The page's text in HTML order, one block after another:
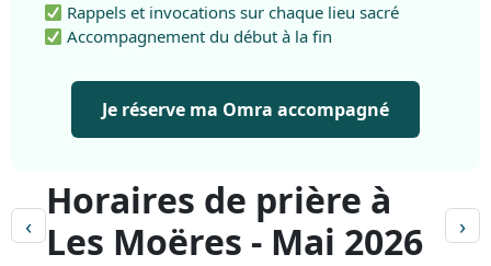
Rappels et invocations sur chaque lieu sacré
Accompagnement du début à la fin
Je réserve ma Omra accompagné
‹
Horaires de prière à
Les Moëres - Mai 2026
›